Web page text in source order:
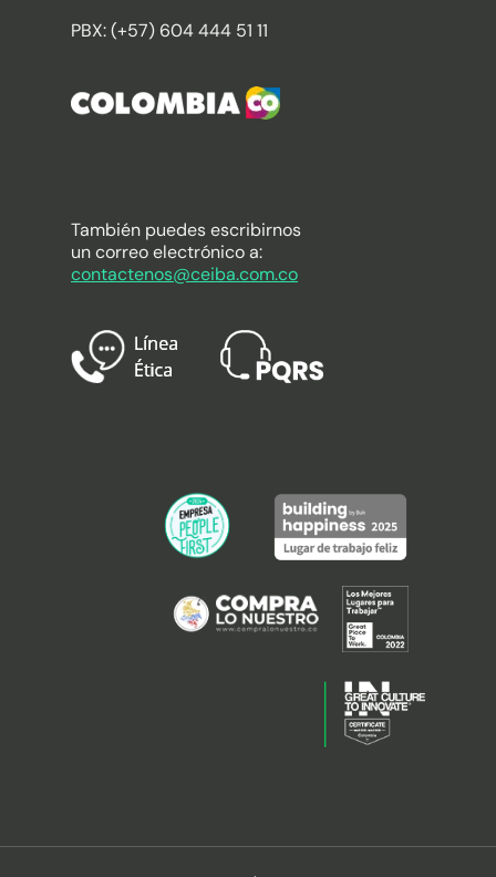
PBX: (+57) 604 444 51 11
También puedes escribirnos
un correo electrónico a:
contactenos@ceiba.com.co